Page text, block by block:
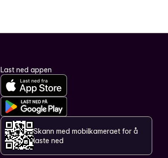
Last ned appen
Skann med mobilkameraet for å
laste ned